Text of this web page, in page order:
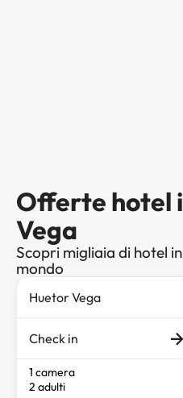
Offerte hotel
Vega
Scopri migliaia di hotel
mondo
Check in
1 camera
2 adulti